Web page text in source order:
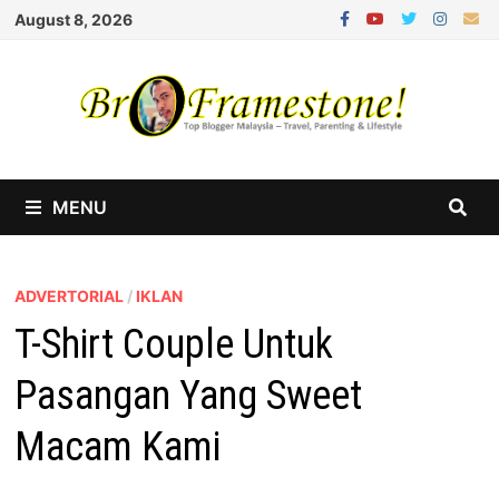
Skip
August 8, 2026
MENU
ADVERTORIAL / IKLAN
T-Shirt Couple Untuk
Pasangan Yang Sweet
Macam Kami